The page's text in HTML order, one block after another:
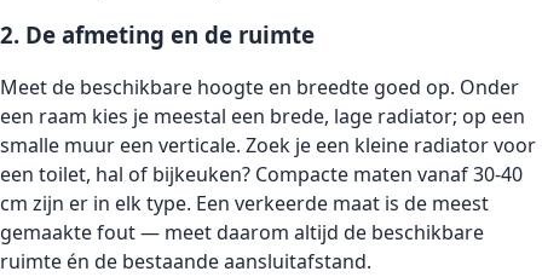
2. De afmeting en de ruimte
Meet de beschikbare hoogte en breedte goed op. Onder
een raam kies je meestal een brede, lage radiator; op een
smalle muur een verticale. Zoek je een kleine radiator voor
een toilet, hal of bijkeuken? Compacte maten vanaf 30-40
cm zijn er in elk type. Een verkeerde maat is de meest
gemaakte fout — meet daarom altijd de beschikbare
ruimte én de bestaande aansluitafstand.